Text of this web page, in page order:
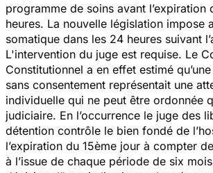
programme de soins avant l’expiration
heures. La nouvelle législation impose
somatique dans les 24 heures suivant
L'intervention du juge est requise. Le
Constitutionnel a en effet estimé
sans consentement représentait une
individuelle qui ne peut être ordonnée
judiciaire. En l’occurrence le juge des
détention contrôle le bien fondé de
l’expiration du 15ème jour à compter
à l’issue de chaque période de six